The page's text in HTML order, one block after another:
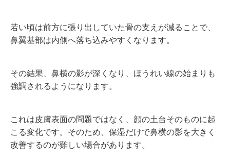
若い頃は前方に張り出していた骨の支えが減ることで、
鼻翼基部は内側へ落ち込みやすくなります。
その結果、鼻横の影が深くなり、ほうれい線の始まりも
強調されるようになります。
これは皮膚表面の問題ではなく、顔の土台そのものに起
こる変化です。そのため、保湿だけで鼻横の影を大きく
改善するのが難しい場合があります。